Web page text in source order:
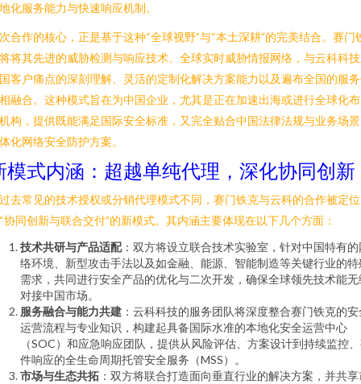
化服务能力与快速响应机制。
合作的核心，正是基于这种“全球视野”与“本土深耕”的完美结合。赛门
将其先进的威胁检测与响应技术、全球实时威胁情报网络，与云科科
客户痛点的深刻理解、灵活的定制化解决方案能力以及遍布全国的服
融合。这种模式旨在为中国企业，尤其是正在加速出海或进行全球化
构，提供既能满足国际安全标准，又完全贴合中国法律法规与业务场
化网络安全防护方案。
模式内涵：超越单纯代理，深化协同创新
去常见的技术授权或分销代理模式不同，赛门铁克与云科的合作被定位
协同创新与联合交付”的新模式。其内涵主要体现在以下几个方面：
技术共研与产品适配：双方将设立联合技术实验室，针对中国特有的
络环境、新型攻击手法以及如金融、能源、智能制造等关键行业的特
需求，共同进行安全产品的优化与二次开发，确保全球领先技术能无
对接中国市场。
服务融合与能力共建 ：云科科技的服务团队将深度整合赛门铁克的
运营流程与专业知识，构建起具备国际水准的本地化安全运营中心
（SOC）和应急响应团队，提供从风险评估、方案设计到持续监控
件响应的全生命周期托管安全服务（MSS）。
市场与生态共拓 ：双方将联合打造面向垂直行业的解决方案，并共享